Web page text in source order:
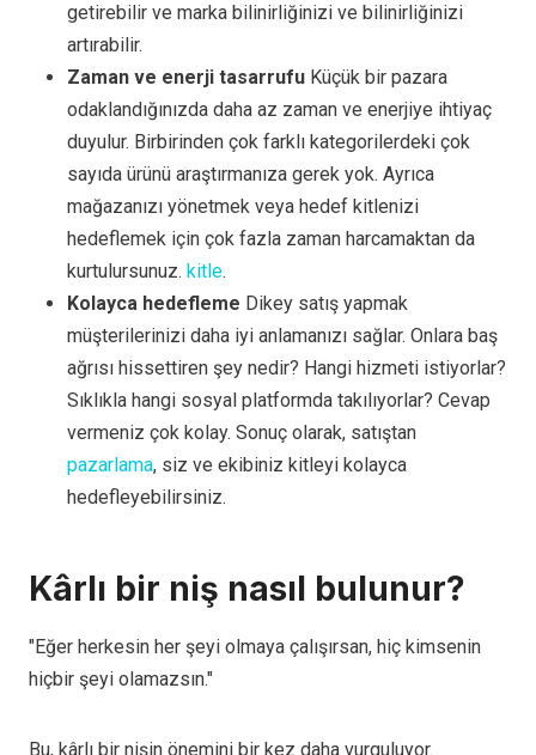
getirebilir ve marka bilinirliğinizi ve bilinirliğinizi
artırabilir.
Zaman ve enerji tasarrufu Küçük bir pazara
odaklandığınızda daha az zaman ve enerjiye ihtiyaç
duyulur. Birbirinden çok farklı kategorilerdeki çok
sayıda ürünü araştırmanıza gerek yok. Ayrıca
mağazanızı yönetmek veya hedef kitlenizi
hedeflemek için çok fazla zaman harcamaktan da
kurtulursunuz. kitle.
Kolayca hedefleme Dikey satış yapmak
müşterilerinizi daha iyi anlamanızı sağlar. Onlara baş
ağrısı hissettiren şey nedir? Hangi hizmeti istiyorlar?
Sıklıkla hangi sosyal platformda takılıyorlar? Cevap
vermeniz çok kolay. Sonuç olarak, satıştan
pazarlama, siz ve ekibiniz kitleyi kolayca
hedefleyebilirsiniz.
Kârlı bir niş nasıl bulunur?
"Eğer herkesin her şeyi olmaya çalışırsan, hiç kimsenin
hiçbir şeyi olamazsın."
Bu, kârlı bir nişin önemini bir kez daha vurguluyor.